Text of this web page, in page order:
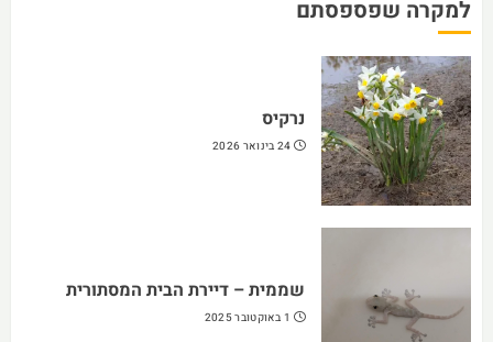
למקרה שפספסתם
נרקיס
24 בינואר 2026
שממית – דיירת הבית המסתורית
1 באוקטובר 2025